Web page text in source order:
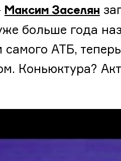
Максим Заселян
больше года
самого АТБ,
Коньюктура?